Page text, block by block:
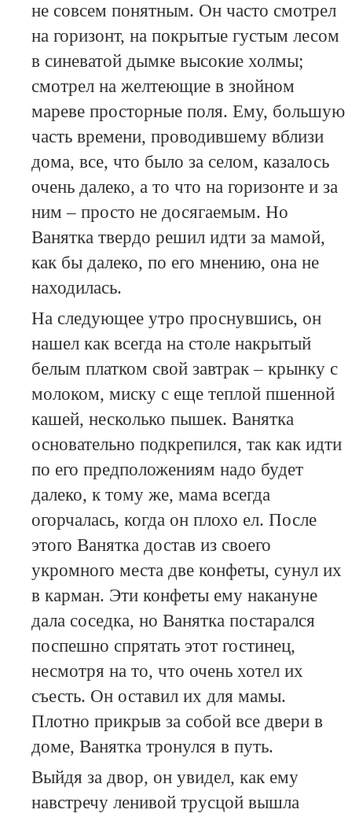
не совсем понятным. Он часто смотрел
на горизонт, на покрытые густым лесом
в синеватой дымке высокие холмы;
смотрел на желтеющие в знойном
мареве просторные поля. Ему, большую
часть времени, проводившему вблизи
дома, все, что было за селом, казалось
очень далеко, а то что на горизонте и за
ним – просто не досягаемым. Но
Ванятка твердо решил идти за мамой,
как бы далеко, по его мнению, она не
находилась.
На следующее утро проснувшись, он
нашел как всегда на столе накрытый
белым платком свой завтрак – крынку с
молоком, миску с еще теплой пшенной
кашей, несколько пышек. Ванятка
основательно подкрепился, так как идти
по его предположениям надо будет
далеко, к тому же, мама всегда
огорчалась, когда он плохо ел. После
этого Ванятка достав из своего
укромного места две конфеты, сунул их
в карман. Эти конфеты ему накануне
дала соседка, но Ванятка постарался
поспешно спрятать этот гостинец,
несмотря на то, что очень хотел их
съесть. Он оставил их для мамы.
Плотно прикрыв за собой все двери в
доме, Ванятка тронулся в путь.
Выйдя за двор, он увидел, как ему
навстречу ленивой трусцой вышла